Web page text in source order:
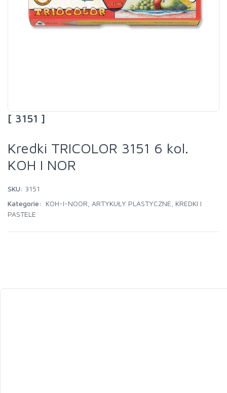
[ 3151 ]
Kredki TRICOLOR 3151 6 kol.
KOH I NOR
SKU: 3151
Kategorie:
KOH-I-NOOR ARTYKUŁY PLASTYCZNE KREDKI I
PASTELE